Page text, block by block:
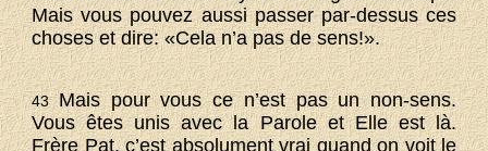
Mais vous pouvez aussi passer par-dessus ces
choses et dire: «Cela n’a pas de sens!».
43Mais pour vous ce n’est pas un non-sens.
Vous êtes unis avec la Parole et Elle est là.
Frère Pat, c’est absolument vrai quand on voit le